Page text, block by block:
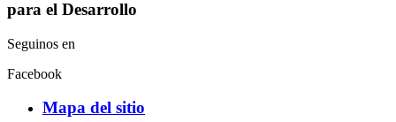
para el Desarrollo
Seguinos en
Facebook
Mapa del sitio